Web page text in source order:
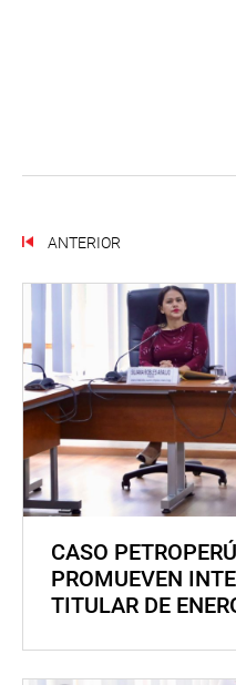
ANTERIOR
CASO
PROMUEVEN
TITULAR DE